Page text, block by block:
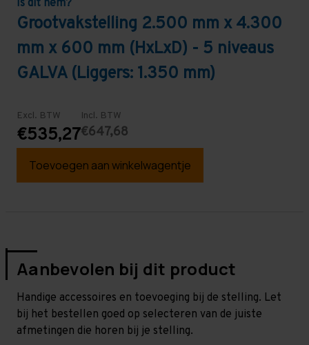
Is dit hem?
Grootvakstelling 2.500 mm x 4.300
mm x 600 mm (HxLxD) - 5 niveaus
GALVA (Liggers: 1.350 mm)
Excl. BTW
€535,27
Incl. BTW
€647,68
Toevoegen aan winkelwagentje
Aanbevolen bij dit product
Handige accessoires en toevoeging bij de stelling. Let
bij het bestellen goed op selecteren van de juiste
afmetingen die horen bij je stelling.